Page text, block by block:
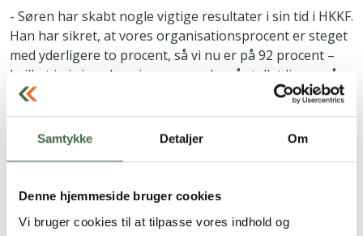
Samtykke Detaljer Om
Denne hjemmeside bruger cookies
Vi bruger cookies til at tilpasse vores indhold og
- Søren har skabt nogle vigtige resultater i sin tid i HKKF.
Han har sikret, at vores organisationsprocent er steget
med yderligere to procent, så vi nu er på 92 procent –
hvilket jo i sig selv er imponerende, når tallet ligger så
højt. Og så har han opbygget et rigtig godt
arbejdsskadeteam, som medlemmerne nyder godt af,
siger Tom Block og fortsætter:
jeg ønsker ham alt det bedste.
HKKF’s hovedbestyrelse har nu, som det står anført i